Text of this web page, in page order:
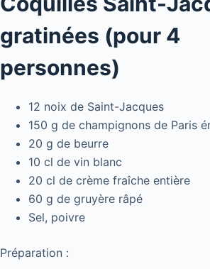
gratinées (pour 4
personnes)
12 noix de Saint-Jacques
150 g de champignons de Paris
20 g de beurre
10 cl de vin blanc
20 cl de crème fraîche entière
60 g de gruyère râpé
Sel, poivre
Préparation :